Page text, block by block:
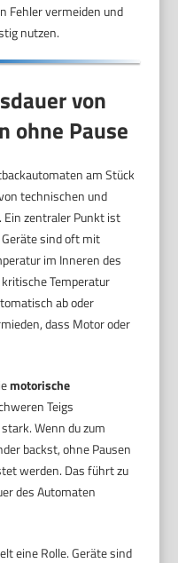
Fehler vermeiden und
nutzen.
von
ohne Pause
am Stück
technischen und
zentraler Punkt ist
sind oft mit
im Inneren des
Temperatur
ab oder
dass Motor oder
motorische
Teigs
Wenn du zum
backst, ohne Pausen
werden. Das führt zu
des Automaten
eine Rolle. Geräte sind